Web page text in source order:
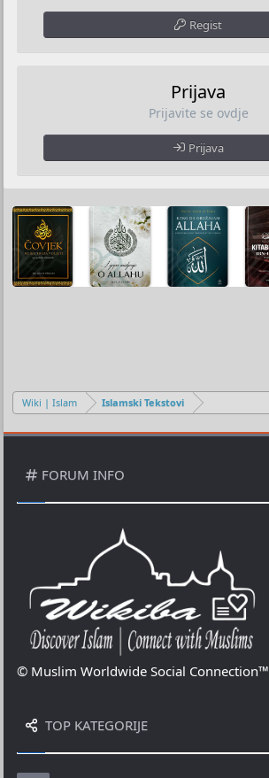
Regist
Prijava
Prijavite se ovdje
Prijava
Wiki | Islam Islamski Tekstovi
FORUM INFO
© Muslim Worldwide Social Connection™
TOP KATEGORIJE